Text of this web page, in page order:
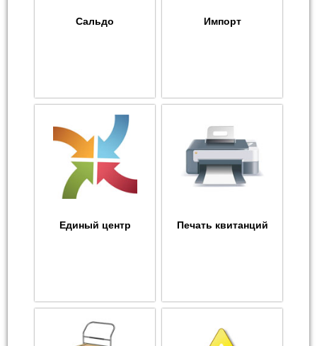
Сальдо Импорт
Единый центр Печать квитанций